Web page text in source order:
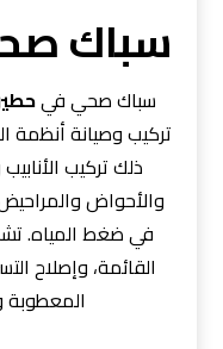
سباك
سباك صحي في
تركيب وصيانة أنظمة
ذلك تركيب
والأحواض
في ضغط المياه.
القائمة، وإصلاح
المعطوبة